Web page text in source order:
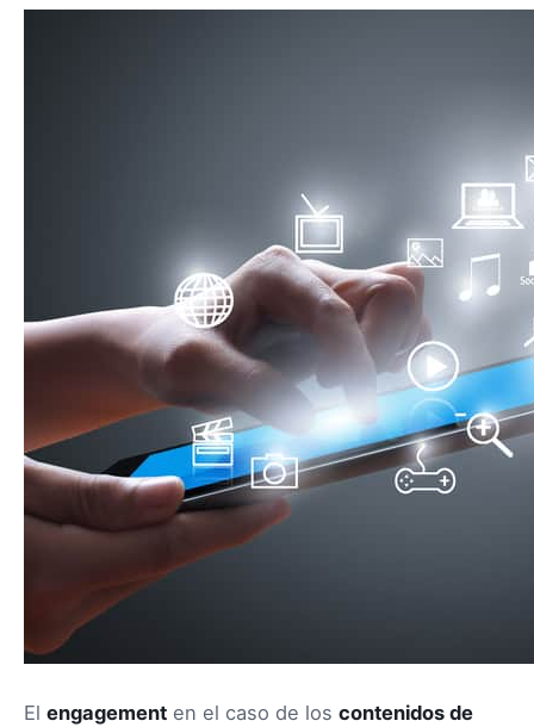
El engagement en el caso de los contenidos de